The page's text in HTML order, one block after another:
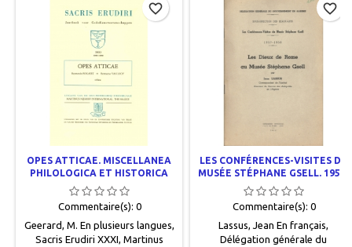
OPES ATTICAE. MISCELLANEA
PHILOLOGICA ET HISTORICA
RAYMONDO BOGAERT ET
HERMANNO VAN LOOY OBLATA
Commentaire(s): 0
Geerard, M. En plusieurs langues,
Sacris Erudiri XXXI, Martinus
favorite_border
LES CONFÉRENCES-VISITES DU
MUSÉE STÉPHANE GSELL. 1957-
1958 LES DIEUX DE ROME AU
MUSÉE STÉPHANE GSELL
Commentaire(s): 0
Lassus, Jean En français,
Délégation générale du
favorite_border